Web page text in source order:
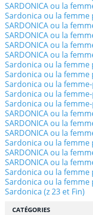
SARDONICA ou la
Sardonica ou la femme
SARDONICA ou la
SARDONICA ou la
SARDONICA ou la
SARDONICA ou la
Sardonica ou la femme
Sardonica ou la femme
Sardonica ou la
Sardonica ou la
Sardonica ou la
SARDONICA ou la
SARDONICA ou la
SARDONICA ou la
Sardonica ou la femme
SARDONICA ou la
SARDONICA ou la
Sardonica ou la femme
Sardonica ou la femme
Sardonica (z 23 et Fin)
CATÉGORIES